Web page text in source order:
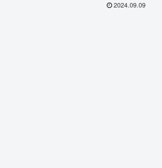
2024.09.09